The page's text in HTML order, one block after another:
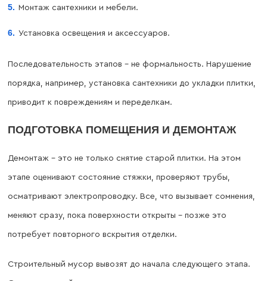
Монтаж сантехники и мебели.
Установка освещения и аксессуаров.
Последовательность этапов – не формальность. Нарушение
порядка, например, установка сантехники до укладки плитки,
приводит к повреждениям и переделкам.
ПОДГОТОВКА ПОМЕЩЕНИЯ И ДЕМОНТАЖ
Демонтаж – это не только снятие старой плитки. На этом
этапе оценивают состояние стяжки, проверяют трубы,
осматривают электропроводку. Все, что вызывает сомнения,
меняют сразу, пока поверхности открыты – позже это
потребует повторного вскрытия отделки.
Строительный мусор вывозят до начала следующего этапа.